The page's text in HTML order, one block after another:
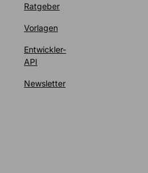
Ratgeber
Vorlagen
Entwickler-
API
Newsletter